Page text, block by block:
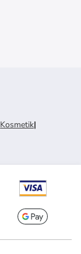
Kosmetik|